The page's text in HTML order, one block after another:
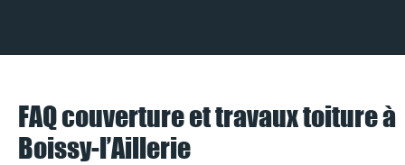
FAQ couverture et travaux toiture à
Boissy-l’Aillerie